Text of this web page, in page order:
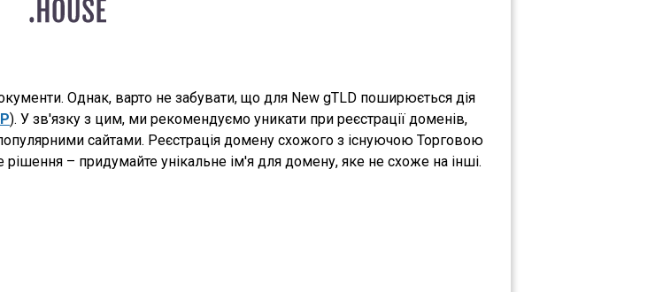
Однак, варто не забувати, що для New gTLD поширюється дія
). У зв'язку з цим, ми рекомендуємо уникати при реєстрації доменів,
сайтами. Реєстрація домену схожого з існуючою Торговою
– придумайте унікальне ім'я для домену, яке не схоже на інші.